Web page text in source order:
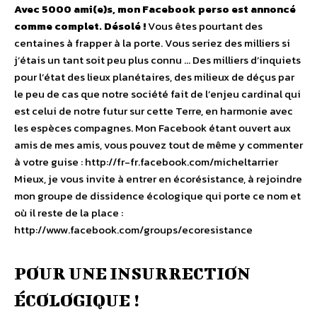
Avec 5000 ami(e)s, mon Facebook perso est annoncé
comme complet. Désolé !Vous êtes pourtant des
centaines à frapper à la porte. Vous seriez des milliers si
j’étais un tant soit peu plus connu … Des milliers d’inquiets
pour l’état des lieux planétaires, des milieux de déçus par
le peu de cas que notre société fait de l’enjeu cardinal qui
est celui de notre futur sur cette Terre, en harmonie avec
les espèces compagnes. Mon Facebook étant ouvert aux
amis de mes amis, vous pouvez tout de même y commenter
à votre guise : http://fr-fr.facebook.com/micheltarrier
Mieux, je vous invite à entrer en écorésistance, à rejoindre
mon groupe de dissidence écologique qui porte ce nom et
où il reste de la place :
http://www.facebook.com/groups/ecoresistance
POUR UNE INSURRECTION
ÉCOLOGIQUE !